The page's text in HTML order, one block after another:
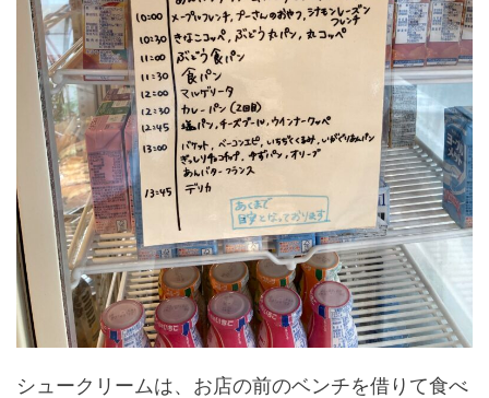
シュークリームは、お店の前のベンチを借りて食べ